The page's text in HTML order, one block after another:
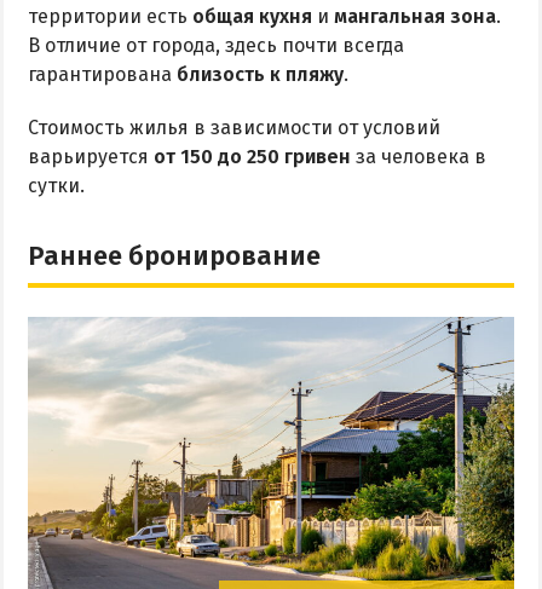
территории есть общая кухня и мангальная зона.
В отличие от города, здесь почти всегда
гарантирована близость к пляжу.
Стоимость жилья в зависимости от условий
варьируется от 150 до 250 гривен за человека в
сутки.
Раннее бронирование